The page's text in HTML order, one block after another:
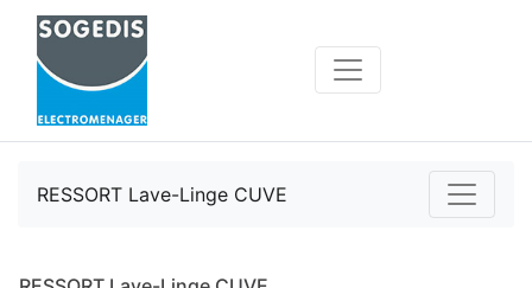
RESSORT Lave-Linge CUVE